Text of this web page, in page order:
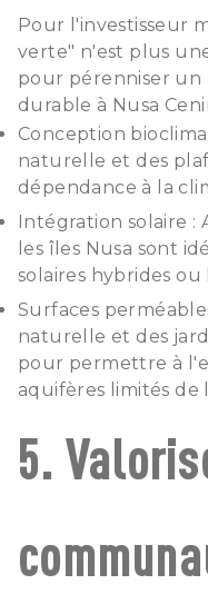
Pour l'investisseur
verte" n'est plus
pour pérenniser un
durable à Nusa
Conception
naturelle et des
dépendance à la
Intégration solaire :
les îles Nusa sont
solaires hybrides ou
Surfaces
naturelle et des
pour permettre à
aquifères limités de
5.